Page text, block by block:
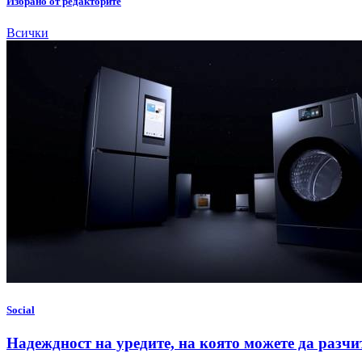
Всички
Social
Надеждност на уредите, на която можете да